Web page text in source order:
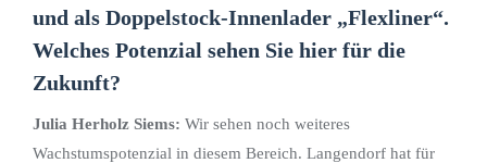
und als Doppelstock-Innenlader „Flexliner“.
Welches Potenzial sehen Sie hier für die
Zukunft?
Julia Herholz Siems: Wir sehen noch weiteres
Wachstumspotenzial in diesem Bereich. Langendorf hat für